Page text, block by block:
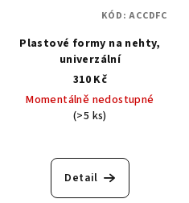
Plastové formy na nehty,
univerzální
310 Kč
Momentálně nedostupné
(>5 ks)
Detail
KÓD:ACCDFC